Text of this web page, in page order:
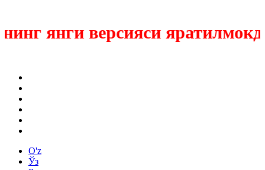
янги версияси яратилмокда
O'z
Ўз